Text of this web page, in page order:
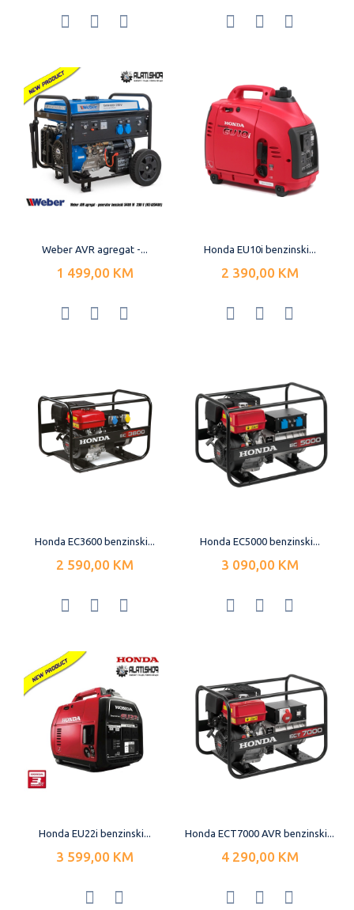
Weber AVR agregat -...
1 499,00 KM
Honda EU10i benzinski...
2 390,00 KM
Honda EC3600 benzinski...
2 590,00 KM
Honda EC5000 benzinski...
3 090,00 KM
Honda EU22i benzinski...
3 599,00 KM
Honda ECT7000 AVR benzinski...
4 290,00 KM